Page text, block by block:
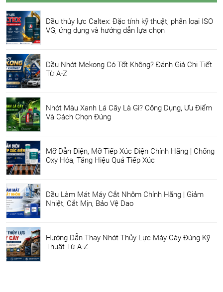
Dầu thủy lực Caltex: Đặc tính kỹ thuật, phân loại ISO
VG, ứng dụng và hướng dẫn lựa chọn
Dầu Nhớt Mekong Có Tốt Không? Đánh Giá Chi Tiết
Từ A-Z
Nhớt Màu Xanh Lá Cây Là Gì? Công Dụng, Ưu Điểm
Và Cách Chọn Đúng
Mỡ Dẫn Điện, Mỡ Tiếp Xúc Điện Chính Hãng | Chống
Oxy Hóa, Tăng Hiệu Quả Tiếp Xúc
Dầu Làm Mát Máy Cắt Nhôm Chính Hãng | Giảm
Nhiệt, Cắt Mịn, Bảo Vệ Dao
Hướng Dẫn Thay Nhớt Thủy Lực Máy Cày Đúng Kỹ
Thuật Từ A-Z